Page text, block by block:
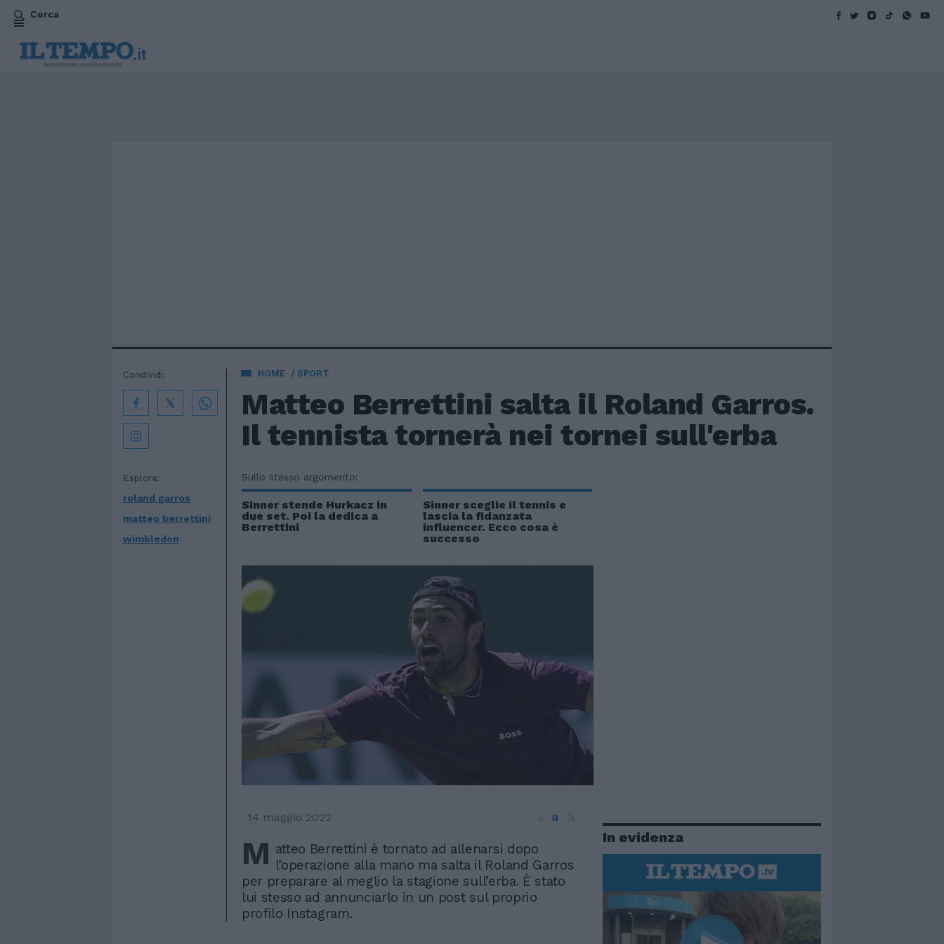
Cerca
HOME SPORT
Matteo Berrettini salta il Roland Garros.
Il tennista tornerà nei tornei sull'erba
Esplora:
roland garros
matteo berrettini
wimbledon
Condividi:
Sullo stesso argomento:
Sinner stende Hurkacz in
due set. Poi la dedica a
Berrettini
Sinner sceglie il tennis e
lascia la fidanzata
influencer. Ecco cosa è
successo
14 maggio 2022 a
M atteo Berrettini è tornato ad allenarsi dopo
l’operazione alla mano ma salta il Roland Garros
per preparare al meglio la stagione sull’erba. È stato
lui stesso ad annunciarlo in un post sul proprio
profilo Instagram.
In evidenza